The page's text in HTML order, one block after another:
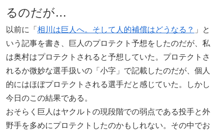
るのだが…
以前に「 相川は巨人へ。そして人的補償はどうなる？ 」と
いう記事を書き、巨人のプロテクト予想をしたのだが、私
は奥村はプロテクトされると予想していた。プロテクトさ
れるか微妙な選手扱いの「小字」で記載したのだが、個人
的にはほぼプロテクトされる選手だと感じていた。しかし
今日のこの結果である。
おそらく巨人はヤクルトの現段階での弱点である投手と外
野手を多めにプロテクトしたのかもしれない。その中でお